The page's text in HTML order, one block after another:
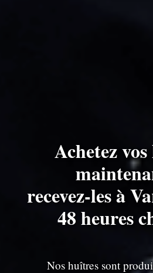
Achetez
recevez-les à
48 heures
Nos huîtres sont